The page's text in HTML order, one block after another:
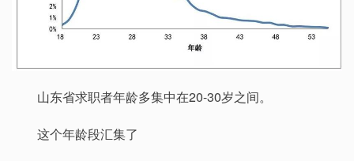
山东省求职者年龄多集中在20-30岁之间。
这个年龄段汇集了